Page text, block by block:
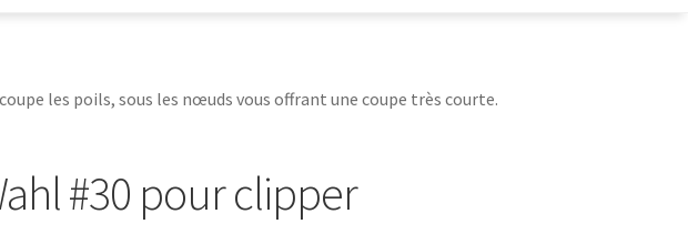
les poils, sous les nœuds vous offrant une coupe très courte.
#30 pour clipper